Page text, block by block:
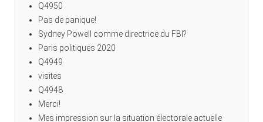
Q4950
Pas de panique!
Sydney Powell comme directrice du FBI?
Paris politiques 2020
Q4949
visites
Q4948
Merci!
Mes impression sur la situation électorale actuelle